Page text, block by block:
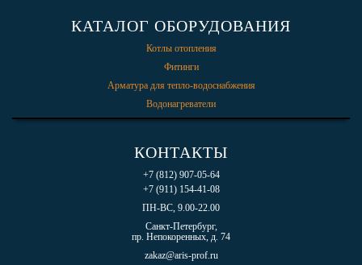
КАТАЛОГ ОБОРУДОВАНИЯ
Котлы отопления
Фитинги
Арматура для тепло-водоснабжения
Водонагреватели
КОНТАКТЫ
+7 (812) 907-05-64
+7 (911) 154-41-08
ПН-ВС, 9.00-22.00
Санкт-Петербург,
пр. Непокоренных, д. 74
zakaz@aris-prof.ru